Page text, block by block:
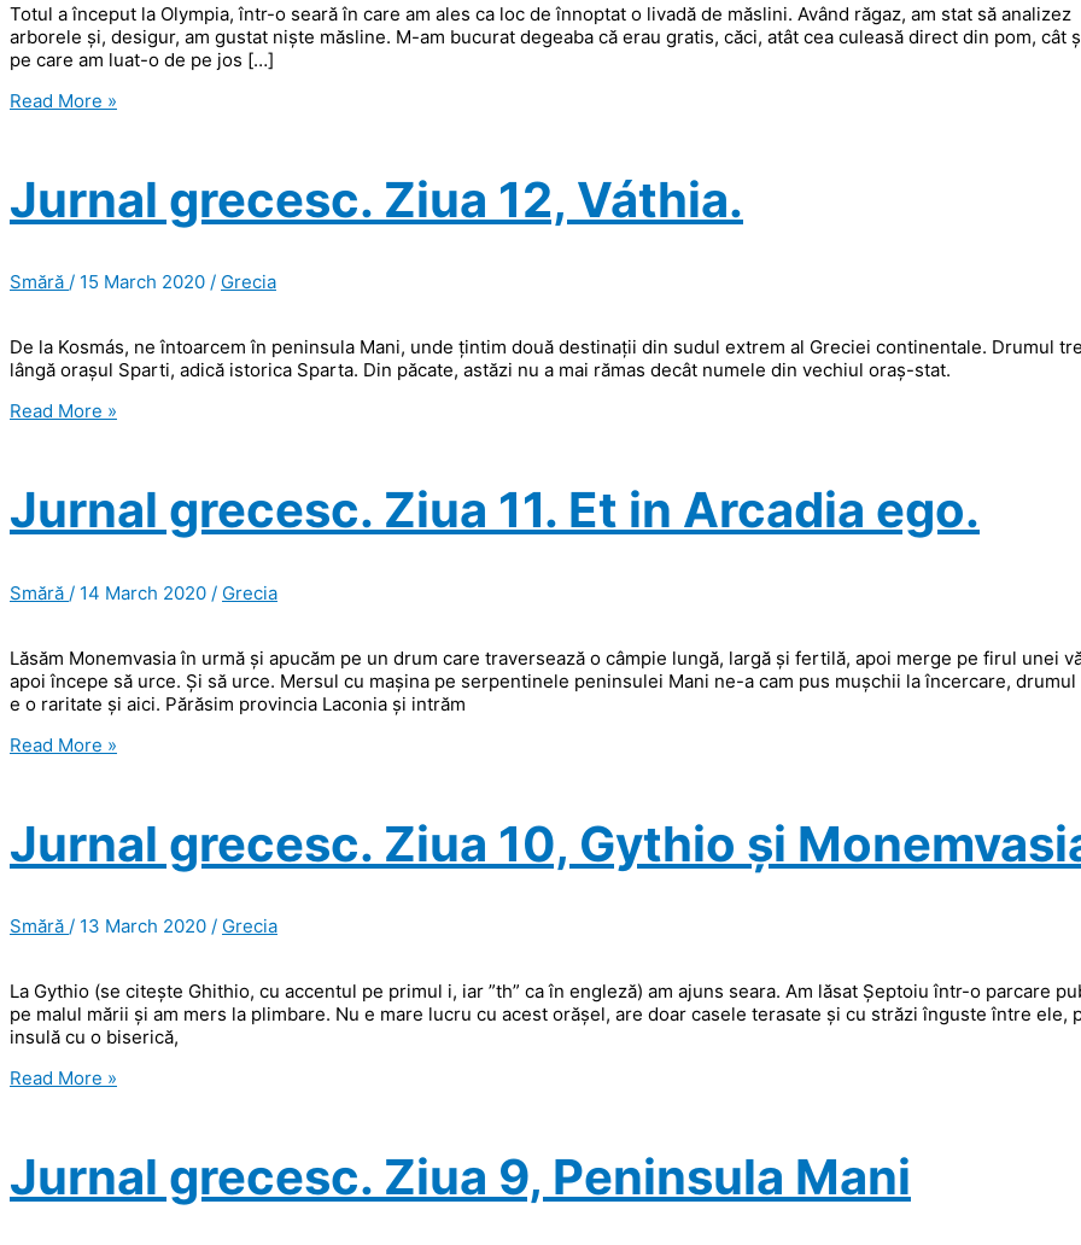
Totul a început la Olympia, într-o seară în care am ales ca loc de înnoptat o livadă de măslini. Având răgaz, am stat să analizez
arborele și, desigur, am gustat niște măsline. M-am bucurat degeaba că erau gratis, căci, atât cea culeasă direct din pom, cât
pe care am luat-o de pe jos […]
Despre
pe
Peloponez
Read More »
Jurnal grecesc. Ziua 12, Váthia.
Smără / 15 March 2020 / Grecia
De la Kosmás, ne întoarcem în peninsula Mani, unde țintim două destinații din sudul extrem al Greciei continentale. Drumul
lângă orașul Sparti, adică istorica Sparta. Din păcate, astăzi nu a mai rămas decât numele din vechiul oraș-stat.
Jurnal
Váthia.
Read More »
Jurnal grecesc. Ziua 11. Et in Arcadia ego.
Smără / 14 March 2020 / Grecia
Lăsăm Monemvasia în urmă și apucăm pe un drum care traversează o câmpie lungă, largă și fertilă, apoi merge pe firul unei
apoi începe să urce. Și să urce. Mersul cu mașina pe serpentinele peninsulei Mani ne-a cam pus mușchii la încercare,
e o raritate și aici. Părăsim provincia Laconia și intrăm
Jurnal
in
Read More »
Jurnal grecesc. Ziua 10, Gythio și
Smără / 13 March 2020 / Grecia
La Gythio (se citește Ghithio, cu accentul pe primul i, iar ”th” ca în engleză) am ajuns seara. Am lăsat Șeptoiu într-o parcare
pe malul mării și am mers la plimbare. Nu e mare lucru cu acest orășel, are doar casele terasate și cu străzi înguste între ele,
insulă cu o biserică,
Jurnal
Gythio
și
Read More »
Jurnal grecesc. Ziua 9, Peninsula Mani